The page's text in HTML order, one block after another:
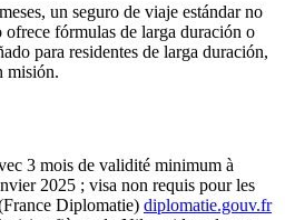
un seguro de viaje estándar no
ofrece fórmulas de larga duración o
para residentes de larga duración,
misión.
3 mois de validité minimum à
2025 ; visa non requis pour les
Diplomatie) diplomatie.gouv.fr